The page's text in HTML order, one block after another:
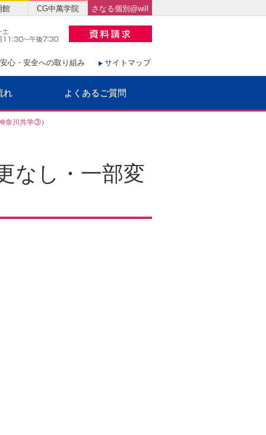
安心・安全への取り組み サイトマップ
れ よくあるご質問
館 CG中萬学院 さなる個別@will
奈川共学③）
なし・一部変